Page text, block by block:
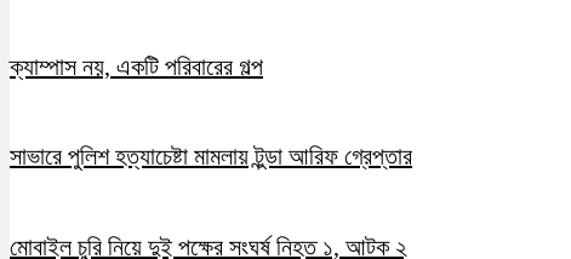
ক্যাম্পাস নয়, একটি পরিবারের গল্প
সাভারে পুলিশ হত্যাচেষ্টা মামলায় টুন্ডা আরিফ গ্রেপ্তার
মোবাইল চুরি নিয়ে দুই পক্ষের সংঘর্ষ নিহত ১, আটক ২